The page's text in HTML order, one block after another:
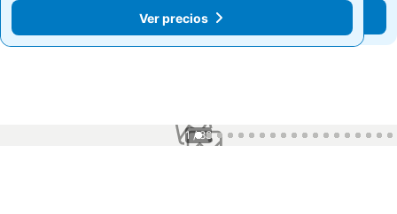
Ver precios
Ver precios
1 / 88